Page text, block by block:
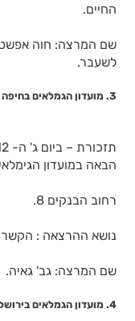
החיים.
שם המרצה: חוה
לשעבר.
הבאה במועדון
רחוב הבנקים 8.
נושא ההרצאה : הקשר
שם המרצה: גב' גאיה.